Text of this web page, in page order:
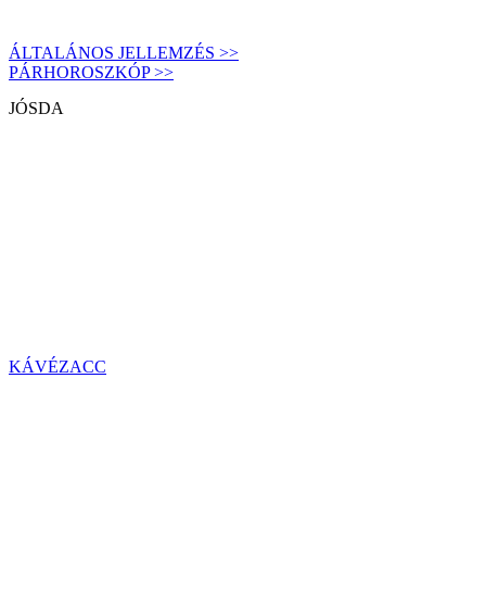
ÁLTALÁNOS JELLEMZÉS >>
PÁRHOROSZKÓP >>
JÓSDA
KÁVÉZACC